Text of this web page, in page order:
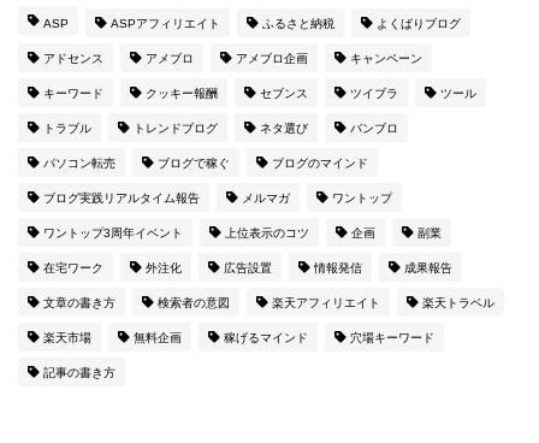
ASP ASPアフィリエイト ふるさと納税 よくばりブログ
アドセンス アメブロ アメブロ企画 キャンペーン
キーワード クッキー報酬 セブンス ツイブラ ツール
トラブル トレンドブログ ネタ選び バンブロ
パソコン転売 ブログで稼ぐ ブログのマインド
ブログ実践リアルタイム報告 メルマガ ワントップ
ワントップ3周年イベント 上位表示のコツ 企画 副業
在宅ワーク 外注化 広告設置 情報発信 成果報告
文章の書き方 検索者の意図 楽天アフィリエイト 楽天トラベル
楽天市場 無料企画 稼げるマインド 穴場キーワード
記事の書き方